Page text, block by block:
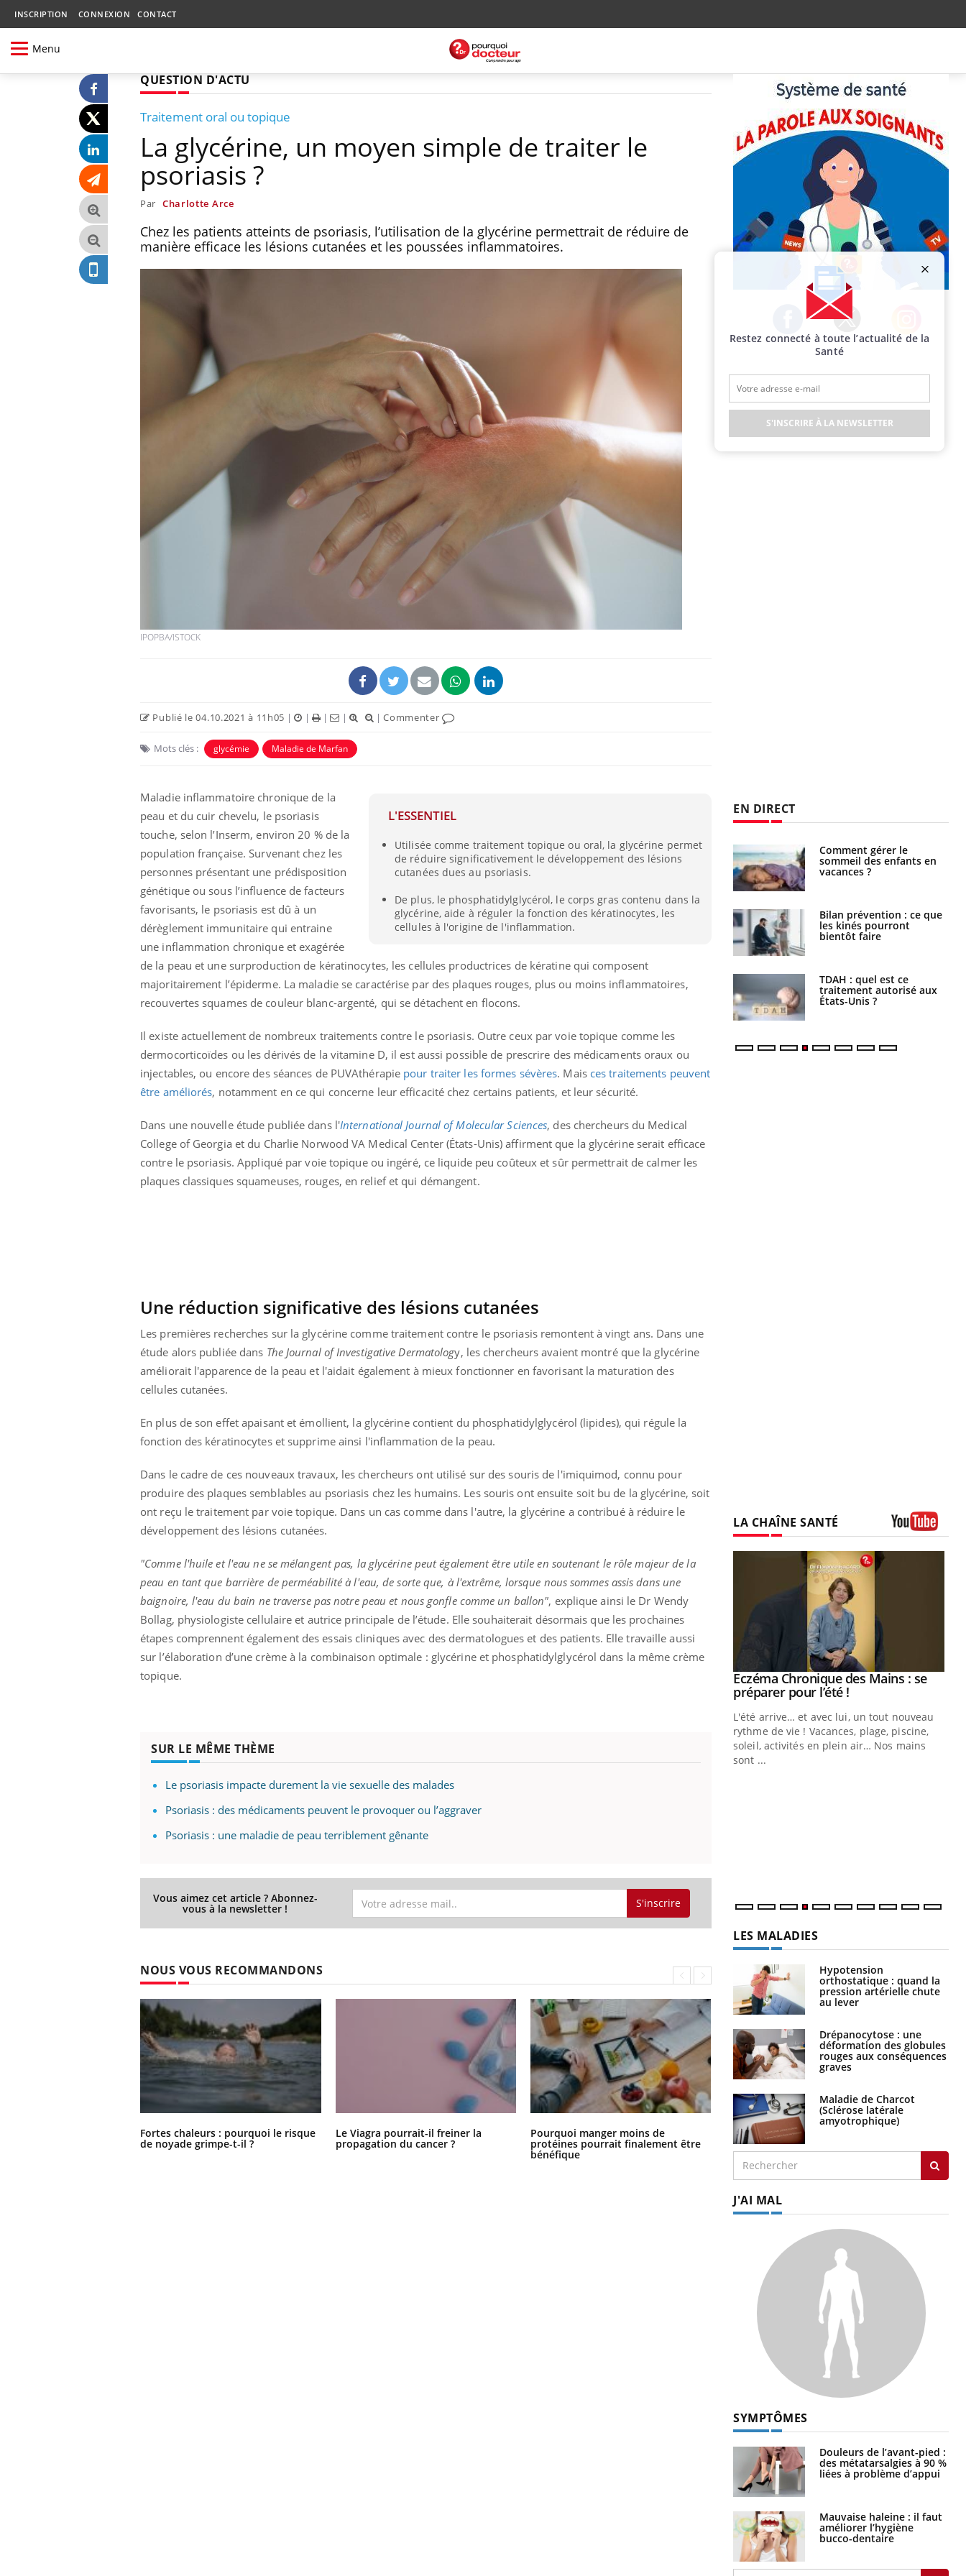
INSCRIPTION CONNEXION CONTACT
Menu
QUESTION D'ACTU
Traitement oral ou topique
La glycérine, un moyen simple de traiter le
psoriasis ?
Par Charlotte Arce
Chez les patients atteints de psoriasis, l’utilisation de la glycérine permettrait de réduire de
manière efficace les lésions cutanées et les poussées inflammatoires.
IPOPBA/ISTOCK
Publié le 04.10.2021 à 11h05 | | | | |Commenter
Mots clés : glycémie Maladie de Marfan
L'ESSENTIEL
Utilisée comme traitement topique ou oral, la glycérine permet
de réduire significativement le développement des lésions
cutanées dues au psoriasis.
De plus, le phosphatidylglycérol, le corps gras contenu dans la
glycérine, aide à réguler la fonction des kératinocytes, les
cellules à l'origine de l'inflammation.
Maladie inflammatoire chronique de la
peau et du cuir chevelu, le psoriasis
touche, selon l’Inserm, environ 20 % de la
population française. Survenant chez les
personnes présentant une prédisposition
génétique ou sous l’influence de facteurs
favorisants, le psoriasis est dû à un
dérèglement immunitaire qui entraine
une inflammation chronique et exagérée
de la peau et une surproduction de kératinocytes, les cellules productrices de kératine qui composent
majoritairement l’épiderme. La maladie se caractérise par des plaques rouges, plus ou moins inflammatoires,
recouvertes squames de couleur blanc-argenté, qui se détachent en flocons.
Il existe actuellement de nombreux traitements contre le psoriasis. Outre ceux par voie topique comme les
dermocorticoïdes ou les dérivés de la vitamine D, il est aussi possible de prescrire des médicaments oraux ou
injectables, ou encore des séances de PUVAthérapie pour traiter les formes sévères. Mais ces traitements peuvent
être améliorés, notamment en ce qui concerne leur efficacité chez certains patients, et leur sécurité.
Dans une nouvelle étude publiée dans l'International Journal of Molecular Sciences, des chercheurs du Medical
College of Georgia et du Charlie Norwood VA Medical Center (États-Unis) affirment que la glycérine serait efficace
contre le psoriasis. Appliqué par voie topique ou ingéré, ce liquide peu coûteux et sûr permettrait de calmer les
plaques classiques squameuses, rouges, en relief et qui démangent.
Une réduction significative des lésions cutanées
Les premières recherches sur la glycérine comme traitement contre le psoriasis remontent à vingt ans. Dans une
étude alors publiée dans The Journal of Investigative Dermatology, les chercheurs avaient montré que la glycérine
améliorait l'apparence de la peau et l'aidait également à mieux fonctionner en favorisant la maturation des
cellules cutanées.
En plus de son effet apaisant et émollient, la glycérine contient du phosphatidylglycérol (lipides), qui régule la
fonction des kératinocytes et supprime ainsi l'inflammation de la peau.
Dans le cadre de ces nouveaux travaux, les chercheurs ont utilisé sur des souris de l'imiquimod, connu pour
produire des plaques semblables au psoriasis chez les humains. Les souris ont ensuite soit bu de la glycérine, soit
ont reçu le traitement par voie topique. Dans un cas comme dans l'autre, la glycérine a contribué à réduire le
développement des lésions cutanées.
"Comme l'huile et l'eau ne se mélangent pas, la glycérine peut également être utile en soutenant le rôle majeur de la
peau en tant que barrière de perméabilité à l'eau, de sorte que, à l'extrême, lorsque nous sommes assis dans une
baignoire, l'eau du bain ne traverse pas notre peau et nous gonfle comme un ballon", explique ainsi le Dr Wendy
Bollag, physiologiste cellulaire et autrice principale de l’étude. Elle souhaiterait désormais que les prochaines
étapes comprennent également des essais cliniques avec des dermatologues et des patients. Elle travaille aussi
sur l’élaboration d’une crème à la combinaison optimale : glycérine et phosphatidylglycérol dans la même crème
topique.
SUR LE MÊME THÈME
Le psoriasis impacte durement la vie sexuelle des malades
Psoriasis : des médicaments peuvent le provoquer ou l’aggraver
Psoriasis : une maladie de peau terriblement gênante
Vous aimez cet article ? Abonnez-
vous à la newsletter ! S'inscrire
NOUS VOUS RECOMMANDONS
Fortes chaleurs : pourquoi le risque
de noyade grimpe-t-il ?
Le Viagra pourrait-il freiner la
propagation du cancer ?
Pourquoi manger moins de
protéines pourrait finalement être
bénéfique
Grossesse et chaleur : ce que dit la
science
Facebook Twitter Instagram
EN DIRECT
Fortes chaleurs :
pourquoi le risque de
noyade grimpe-t-il ?
Le Viagra pourrait-il
freiner la propagation du
cancer ?
Pourquoi manger moins
de protéines pourrait
finalement être bénéfique
Grossesse et chaleur : ce
que dit la science
Le smartphone nuit-il à
l'apprentissage de la
Mordue par une tique en
vacances, elle reste dans
le coma pendant 42 jours
Mordue par un
barracuda, une petite fille
Légionellose en Suisse :
Allergies alimentaires :
une nouvelle arme contre
Comment gérer le
sommeil des enfants en
vacances ?
Bilan prévention : ce que
les kinés pourront
bientôt faire
TDAH : quel est ce
traitement autorisé aux
États-Unis ?
LA CHAÎNE SANTÉ
Eczéma Chronique des Mains :
questions sur la maladie d'un proche c'est
...
Youtube
Eczéma Chronique des Mains : se
préparer pour l’été !Youtube
L'été arrive… et avec lui, un tout nouveau
rythme de vie ! Vacances, plage, piscine,
soleil, activités en plein air… Nos mains
sont ...
LES MALADIES
Hypotension
orthostatique : quand la
pression artérielle chute
au lever
Drépanocytose : une
déformation des globules
rouges aux conséquences
graves
Maladie de Charcot
(Sclérose latérale
amyotrophique)
J'AI MAL
SYMPTÔMES
Douleurs de l’avant-pied :
des métatarsalgies à 90 %
liées à problème d’appui
Mauvaise haleine : il faut
améliorer l’hygiène
bucco-dentaire
Restez connecté à toute l’actualité de la
Santé
S'INSCRIRE À LA NEWSLETTER